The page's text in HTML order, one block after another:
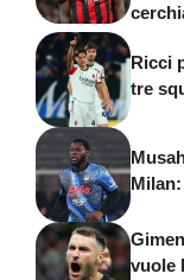
Ricci
tre
vuole